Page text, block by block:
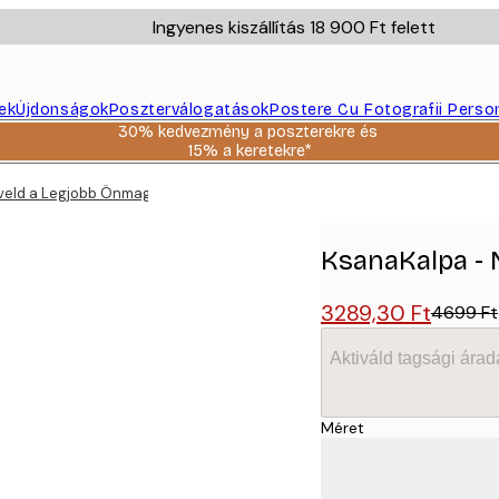
Ingyenes kiszállítás 18 900 Ft felett
ÚjdonságokPoszterválogatásokPostere Cu Fotografii
30% kedvezmény a poszterekre és
15% a keretekre*
a Legjobb Önmagad Poszter
KsanaKalpa -
3289,30 Ft4699 Ft
Aktiváld tagsági
Méret